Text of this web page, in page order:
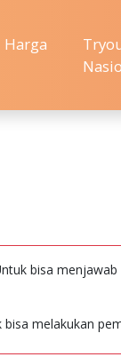
Harga
bisa
bisa melakukan